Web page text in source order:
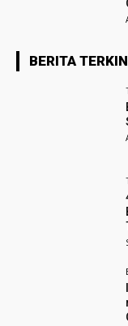
BERITA